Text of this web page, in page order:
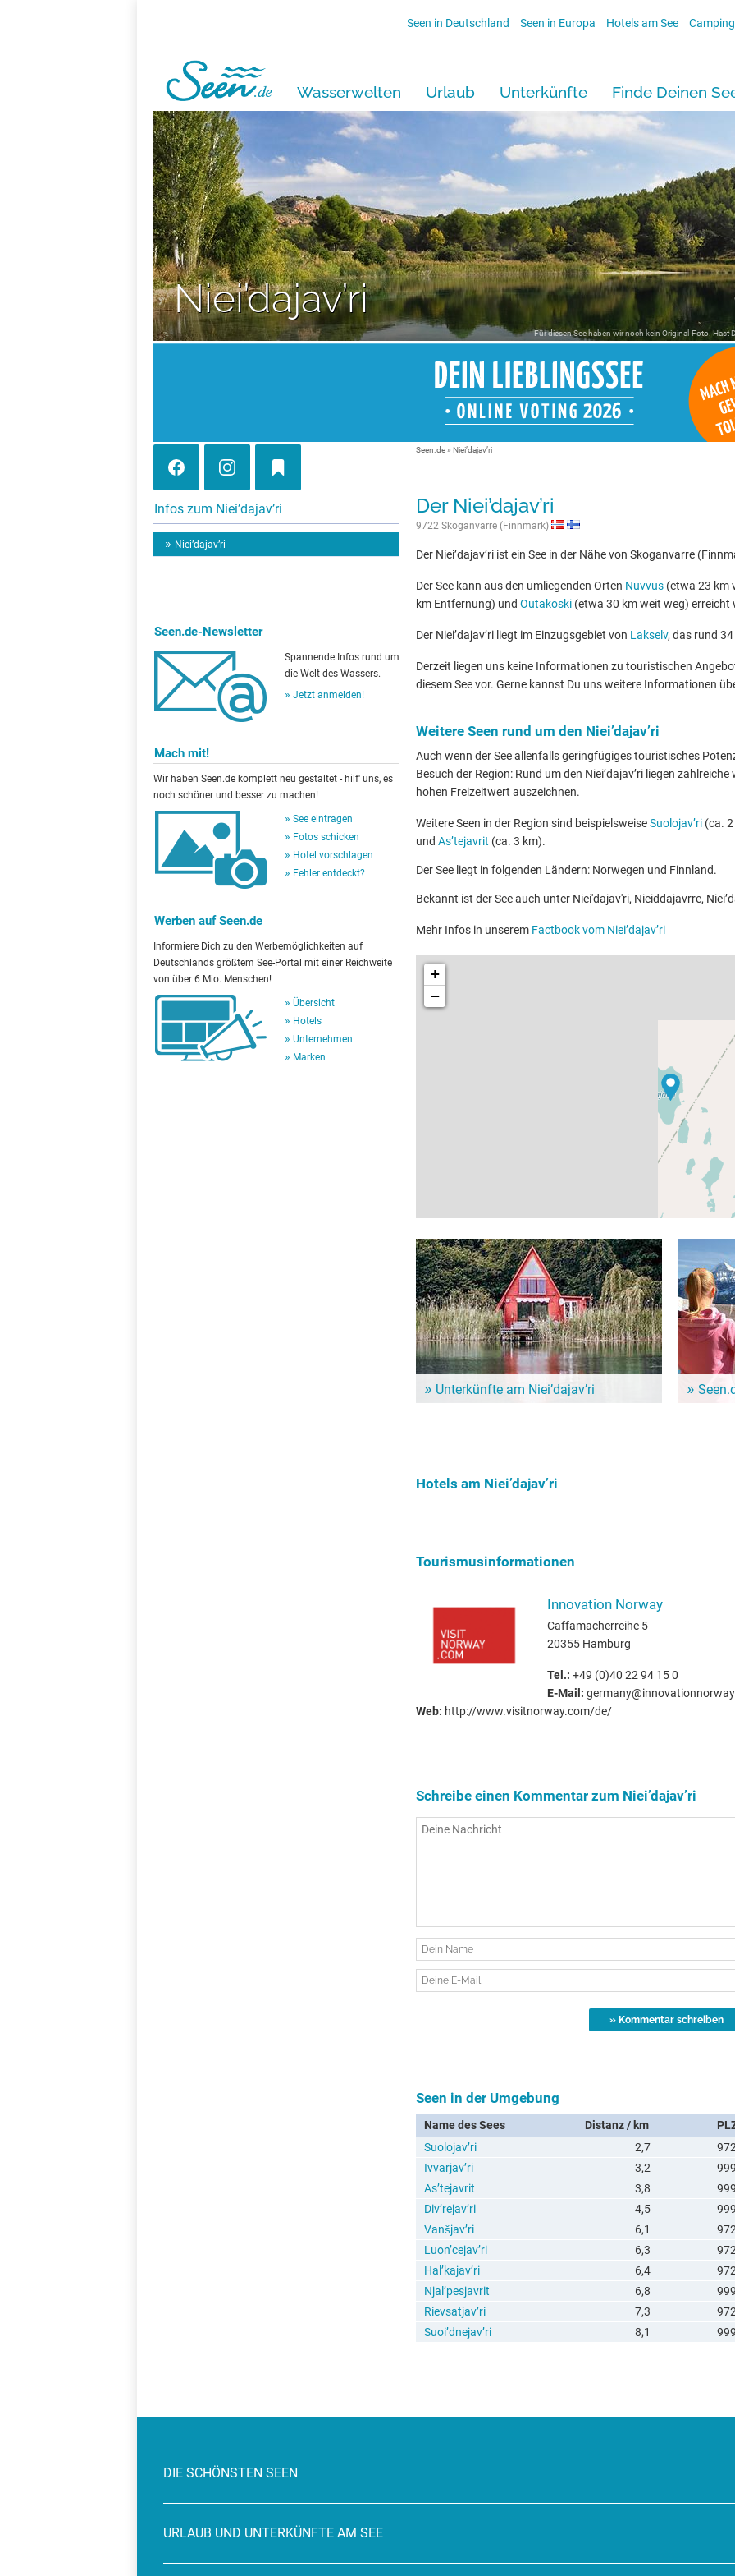
Seen in Deutschland Seen in Europa Hotels am See
Wasserwelten Urlaub Unterkünfte Finde Deinen
Niei’dajav’ri
Für diesen See haben wir noch kein Original-Foto. Hast
Infos zum Niei’dajav’ri
Niei’dajav’ri
Seen.de-Newsletter
Spannende Infos rund um
die Welt des Wassers.
Jetzt anmelden!
Mach mit!
Wir haben Seen.de komplett neu gestaltet - hilf' uns, es
noch schöner und besser zu machen!
See eintragen
Fotos schicken
Hotel vorschlagen
Fehler entdeckt?
Werben auf Seen.de
Informiere Dich zu den Werbemöglichkeiten auf
Deutschlands größtem See-Portal mit einer Reichweite
von über 6 Mio. Menschen!
Übersicht
Hotels
Unternehmen
Marken
Seen.de» Niei’dajav’ri
Der Niei’dajav’ri
9722 Skoganvarre (Finnmark)
Der Niei’dajav’ri ist ein See in der Nähe von Skoganvarre
Der See kann aus den umliegenden Orten Nuvvus (etwa 23 km
km Entfernung) und Outakoski (etwa 30 km weit weg) erreicht
Der Niei’dajav’ri liegt im Einzugsgebiet von Lakselv, das rund
Derzeit liegen uns keine Informationen zu touristischen
diesem See vor. Gerne kannst Du uns weitere Informationen
Weitere Seen rund um den Niei’dajav’ri
Auch wenn der See allenfalls geringfügiges touristisches
Besuch der Region: Rund um den Niei’dajav’ri liegen
hohen Freizeitwert auszeichnen.
Weitere Seen in der Region sind beispielsweiseSuolojav’ri (ca.
und As’tejavrit (ca. 3 km).
Der See liegt in folgenden Ländern: Norwegen und Finnland.
Bekannt ist der See auch unter Niei'dajav'ri, Nieiddajavrre,
Mehr Infos in unserem Factbook vom Niei’dajav’ri
+
−
Unterkünfte am Niei’dajav’ri
Hotels am Niei’dajav’ri
Tourismusinformationen
Innovation Norway
Caffamacherreihe 5
20355 Hamburg
Tel.: +49 (0)40 22 94 15 0
E-Mail:
Web: http://www.visitnorway.com/de/
Schreibe einen Kommentar zum Niei’dajav’ri
Seen in der Umgebung
Name des Sees Distanz / km
Suolojav’ri
2,7
Ivvarjav’ri
3,2
As’tejavrit
3,8
Div’rejav’ri
4,5
Vanšjav’ri
6,1
Luon’cejav’ri
6,3
Hal’kajav’ri
6,4
Njal’pesjavrit
6,8
Rievsatjav’ri
7,3
Suoi’dnejav’ri
8,1
DIE SCHÖNSTEN SEEN
URLAUB UND UNTERKÜNFTE AM SEE